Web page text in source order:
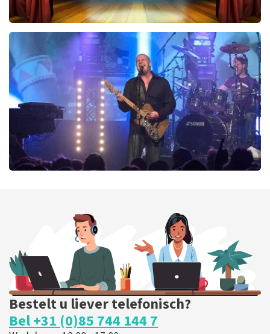
40 45 De Musical
290laatste 30 minuten
BESTEL NU
BESTEL NU
Bestelt u liever telefonisch?
Bel +31 (0)85 744 144 7